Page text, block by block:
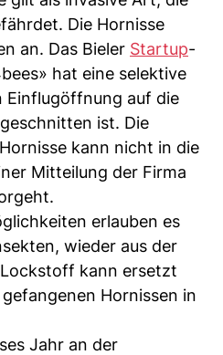
Die Hornisse
an. Das Bieler Startup-
hat eine selektive
Einflugöffnung auf die
ist. Die
kann nicht in die
Mitteilung der Firma
erlauben es
wieder aus der
kann ersetzt
Hornissen in
Jahr an der